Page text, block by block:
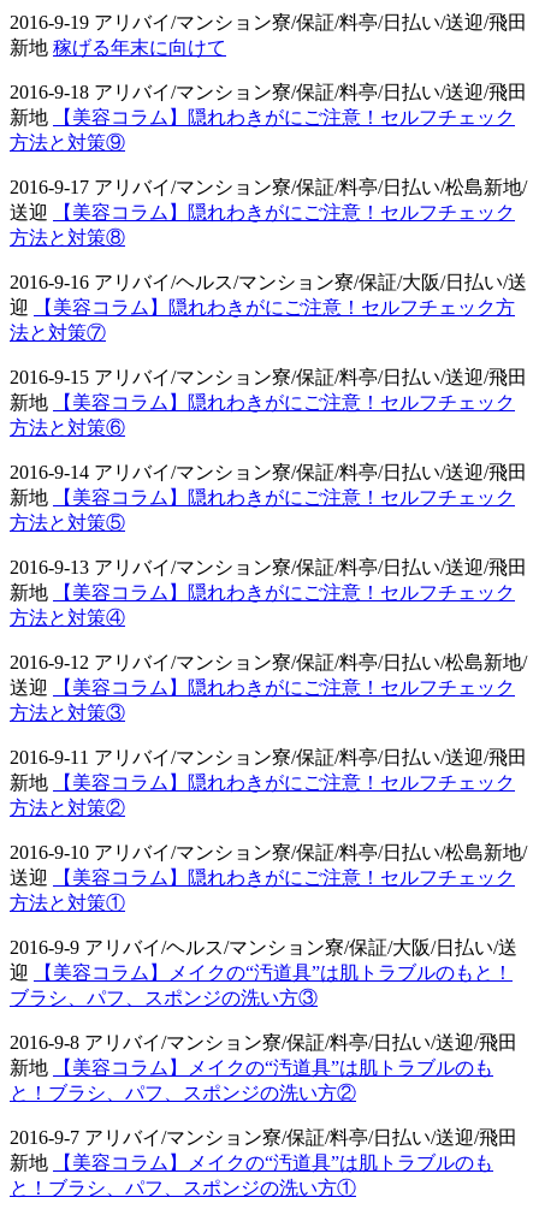
2016-9-19 アリバイ/マンション寮/保証/料亭/日払い/送迎/飛田
新地 稼げる年末に向けて
2016-9-18 アリバイ/マンション寮/保証/料亭/日払い/送迎/飛田
新地
【美容コラム】隠れわきがにご注意！セルフチェック
方法と対策⑨
2016-9-17 アリバイ/マンション寮/保証/料亭/日払い/松島新地/
送迎
【美容コラム】隠れわきがにご注意！セルフチェック
方法と対策⑧
2016-9-16 アリバイ/ヘルス/マンション寮/保証/大阪/日払い/送
迎
【美容コラム】隠れわきがにご注意！セルフチェック方
法と対策⑦
2016-9-15 アリバイ/マンション寮/保証/料亭/日払い/送迎/飛田
新地
【美容コラム】隠れわきがにご注意！セルフチェック
方法と対策⑥
2016-9-14 アリバイ/マンション寮/保証/料亭/日払い/送迎/飛田
新地
【美容コラム】隠れわきがにご注意！セルフチェック
方法と対策⑤
2016-9-13 アリバイ/マンション寮/保証/料亭/日払い/送迎/飛田
新地
【美容コラム】隠れわきがにご注意！セルフチェック
方法と対策④
2016-9-12 アリバイ/マンション寮/保証/料亭/日払い/松島新地/
送迎
【美容コラム】隠れわきがにご注意！セルフチェック
方法と対策③
2016-9-11 アリバイ/マンション寮/保証/料亭/日払い/送迎/飛田
新地
【美容コラム】隠れわきがにご注意！セルフチェック
方法と対策②
2016-9-10 アリバイ/マンション寮/保証/料亭/日払い/松島新地/
送迎
【美容コラム】隠れわきがにご注意！セルフチェック
方法と対策①
2016-9-9 アリバイ/ヘルス/マンション寮/保証/大阪/日払い/送
迎
【美容コラム】メイクの“汚道具”は肌トラブルのもと！
ブラシ、パフ、スポンジの洗い方③
2016-9-8 アリバイ/マンション寮/保証/料亭/日払い/送迎/飛田
新地
【美容コラム】メイクの“汚道具”は肌トラブルのも
と！ブラシ、パフ、スポンジの洗い方②
2016-9-7 アリバイ/マンション寮/保証/料亭/日払い/送迎/飛田
新地
【美容コラム】メイクの“汚道具”は肌トラブルのも
と！ブラシ、パフ、スポンジの洗い方①